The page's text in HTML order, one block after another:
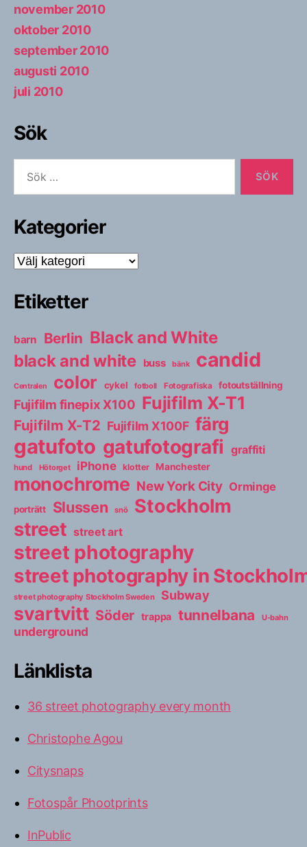
november 2010
oktober 2010
september 2010
augusti 2010
juli 2010
Sök
efter:
Kategorier
Kategorier
Etiketter
barn Berlin Black and White
black and white
buss bänk candid
Centralen color cykel fotboll Fotografiska fotoutställning
Fujifilm finepix X100 Fujifilm X-T1
Fujifilm X-T2 Fujifilm X100F färg
gatufoto gatufotografi graffiti
hund Hötorget iPhone klotter Manchester
monochrome New York City Orminge
porträtt Slussen snö Stockholm
street street art
street photography
street photography in
street photography Stockholm Sweden Subway
svartvitt Söder trappa tunnelbana U-bahn
underground
Länklista
36 street photography every month
Christophe Agou
Citysnaps
Fotospår Phootprints
InPublic